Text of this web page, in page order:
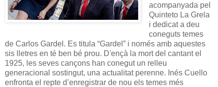
acompanyada pel
Quinteto La Grela
i dedicat a deu
coneguts temes
de Carlos Gardel. Es titula “Gardel” i només amb aquestes
sis lletres en té ben bé prou. D'ençà la mort del cantant el
1925, les seves cançons han conegut un relleu
generacional sostingut, una actualitat perenne. Inés Cuello
enfronta el repte d’enregistrar de nou els temes més